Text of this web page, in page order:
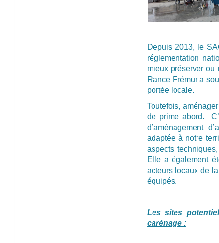
Depuis 2013, le
réglementation
mieux préserver
Rance Frémur a
portée locale.
Toutefois,
de prime abord.
d’aménagement
adaptée à notre
aspects
Elle a également
acteurs locaux de
équipés.
Les sites
carénage :